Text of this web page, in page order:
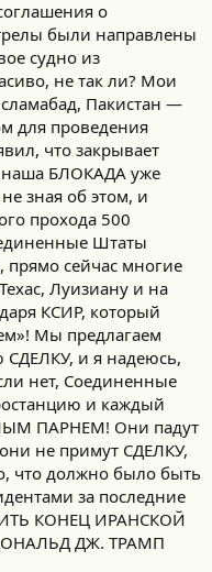
о
были направлены
судно из
не так ли? Мои
Пакистан —
для проведения
что закрывает
наша БЛОКАДА уже
зная об этом, и
прохода 500
Штаты
прямо сейчас многие
Луизиану и на
КСИР, который
Мы предлагаем
и я надеюсь,
нет, Соединенные
и каждый
ПАРНЕМ! Они падут
не примут СДЕЛКУ,
что должно было быть
за последние
КОНЕЦ ИРАНСКОЙ
ДЖ. ТРАМП